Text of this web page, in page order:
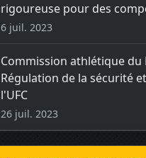
rigoureuse pour des
6 juil. 2023
Commission athlétique du
Régulation de la sécurité
l'UFC
26 juil. 2023